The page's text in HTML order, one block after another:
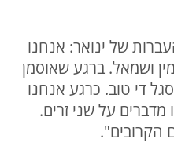
של ינואר: אנחנו
ושמאל. ברגע שאוסמן
די טוב. כרגע אנחנו
על שני זרים.
הקרובים".